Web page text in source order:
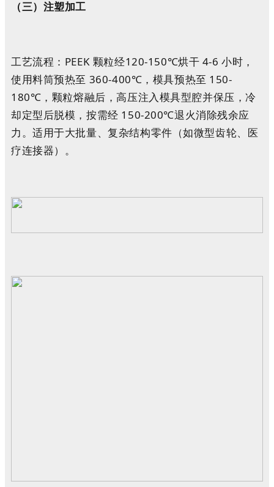
（三） 注塑加工
工艺流程：PEEK 颗粒经120-150℃烘干 4-6 小时，
使用料筒预热至 360-400℃，模具预热至 150-
180℃，颗粒熔融后，高压注入模具型腔并保压，冷
却定型后脱模，按需经 150-200℃退火消除残余应
力。适用于大批量、复杂结构零件（如微型齿轮、医
疗连接器）。